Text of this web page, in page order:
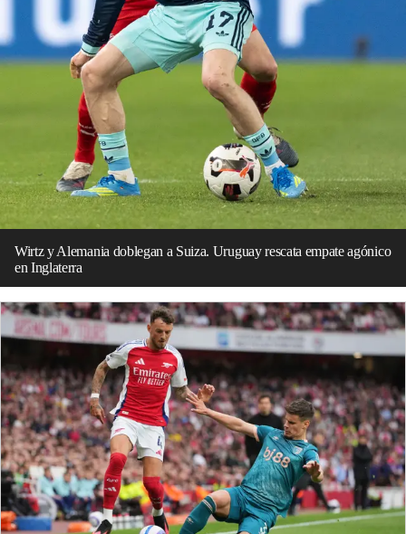
Wirtz y Alemania doblegan a Suiza. Uruguay rescata empate agónico
en Inglaterra